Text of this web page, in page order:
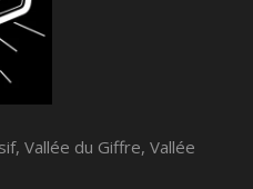
Vallée du Giffre, Vallée